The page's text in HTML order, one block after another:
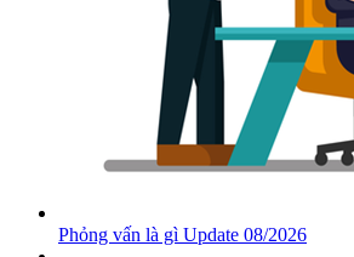
Phỏng vấn là gì Update 08/2026